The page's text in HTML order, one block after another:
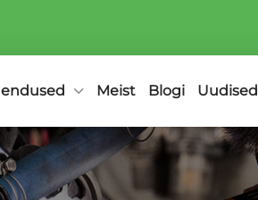
Meist Blogi Uudised